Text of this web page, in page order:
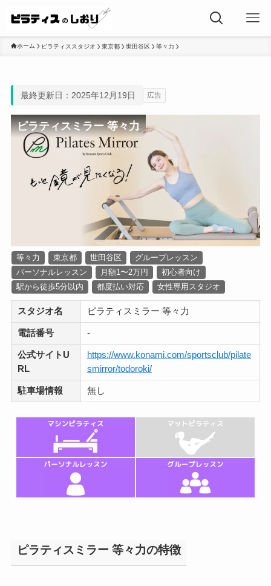
ホーム ピラティススタジオ 東京都 世田谷区 等々力
最終更新日：2025年12月19日 広告
ピラティスミラー 等々力
等々力 東京都 世田谷区
グループレッスン
パーソナルレッスン
月額1〜2万円
初心者向け
駅から徒歩5分以内
都度払い対応 女性専用スタジオ
スタジオ名 ピラティスミラー 等々力
電話番号 -
公式サイトU
RL
https://www.konami.com/sportsclub/pilate
smirror/todoroki/
駐車場情報 無し
ピラティスミラー 等々力の特徴